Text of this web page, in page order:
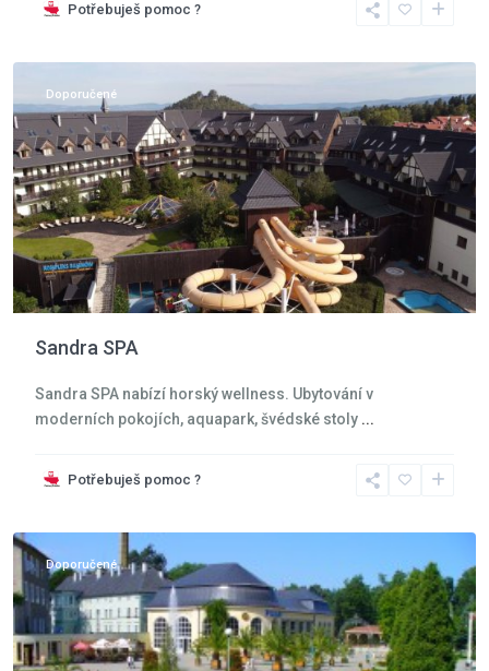
Potřebuješ pomoc ?
Krkonoše,
Doporučené
Sandra SPA
Sandra SPA nabízí horský wellness. Ubytování v
moderních pokojích, aquapark, švédské stoly ...
Potřebuješ pomoc ?
Kudowa
Doporučené